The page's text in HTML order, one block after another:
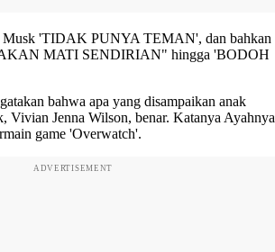
Musk 'TIDAK PUNYA TEMAN', dan bahkan
MATI SENDIRIAN" hingga 'BODOH
bahwa apa yang disampaikan anak
Vivian Jenna Wilson, benar. Katanya Ayahnya
game 'Overwatch'.
ADVERTISEMENT